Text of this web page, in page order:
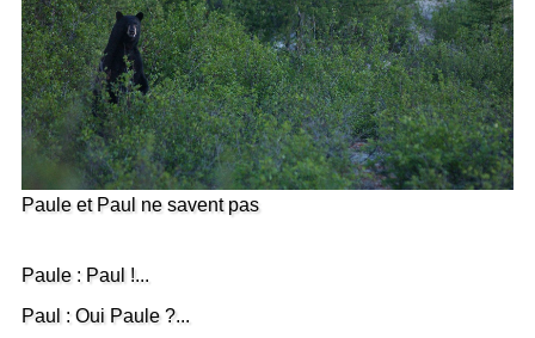
Paule et Paul ne savent pas
Paule : Paul !...
Paul : Oui Paule ?...